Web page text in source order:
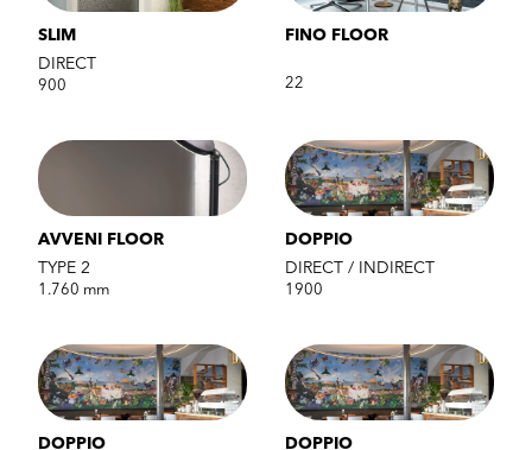
SLIM
DIRECT
900
FINO FLOOR
22
AVVENI FLOOR
TYPE 2
1.760 mm
DOPPIO
DIRECT / INDIRECT
1900
DOPPIO
DOPPIO